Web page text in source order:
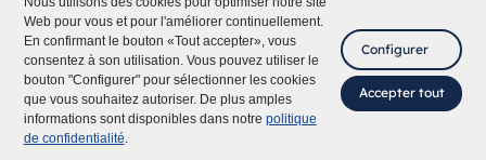
Web pour vous et pour l'améliorer continuellement.
En confirmant le bouton «Tout accepter», vous
consentez à son utilisation. Vous pouvez utiliser le
bouton "Configurer" pour sélectionner les cookies
que vous souhaitez autoriser. De plus amples
informations sont disponibles dans notre politique
de confidentialité.
Configurer
Accepter tout